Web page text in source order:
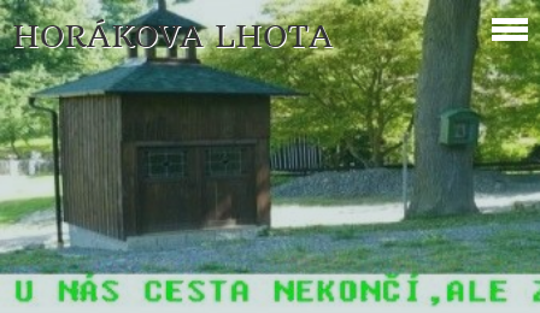
HORÁKOVA LHOTA